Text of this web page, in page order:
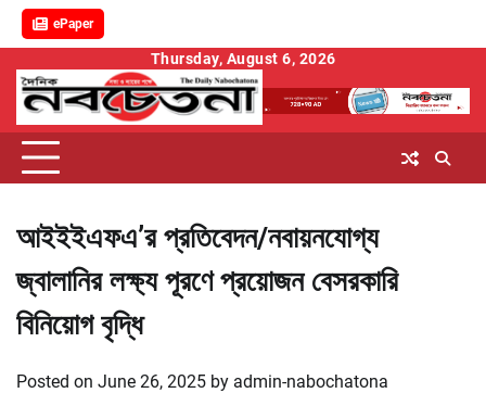
ePaper
content
Thursday, August 6, 2026
আইইইএফএ’র প্রতিবেদন/নবায়নযোগ্য
জ্বালানির লক্ষ্য পূরণে প্রয়োজন বেসরকারি
বিনিয়োগ বৃদ্ধি
Posted on June 26, 2025 by admin-nabochatona